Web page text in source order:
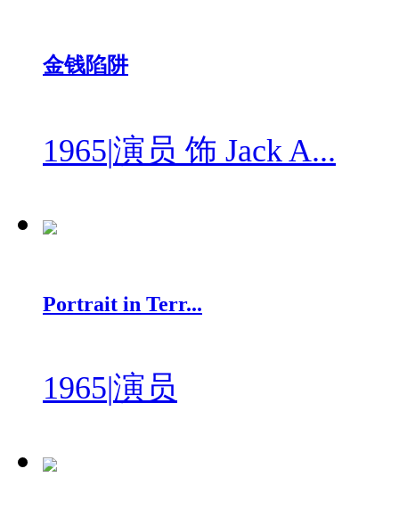
金钱陷阱
1965|演员 饰 Jack A...
Portrait in Terr...
1965|演员